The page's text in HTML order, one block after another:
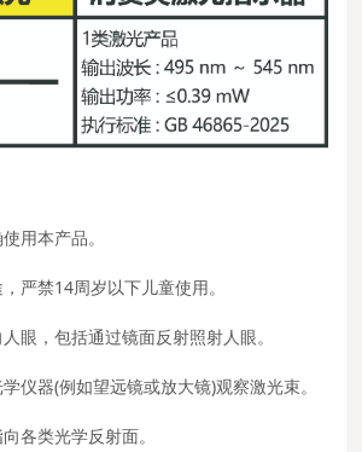
用本产品。
严禁14周岁以下儿童使用。
眼，包括通过镜面反射照射人眼。
仪器(例如望远镜或放大镜)观察激光束。
各类光学反射面。